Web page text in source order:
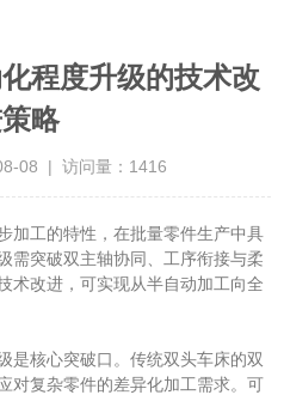
程度升级的技术改
略
08 | 访问量：1416
工的特性，在批量零件生产中具
需突破双主轴协同、工序衔接与柔
术改进，可实现从半自动加工向全
核心突破口。传统双头车床的双
对复杂零件的差异化加工需求。可